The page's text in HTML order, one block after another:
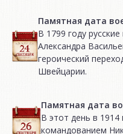
Памятная дата
В 1799 году
Александра
героический
Швейцарии.
Памятная дата
В этот день в 1914
командованием